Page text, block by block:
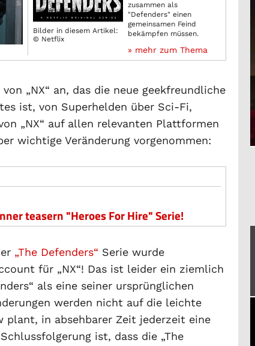
Bilder in diesem Artikel:
© Netflix
zusammen als
"Defenders" einen
gemeinsamen Feind
bekämpfen müssen.
» mehr zum Thema
„NX“ an, das die neue geekfreundliche
ist, von Superhelden über Sci-Fi,
„NX“ auf allen relevanten Plattformen
wichtige Veränderung vorgenommen:
teasern "Heroes For Hire" Serie!
„The Defenders“ Serie wurde
für „NX“! Das ist leider ein ziemlich
als eine seiner ursprünglichen
werden nicht auf die leichte
plant, in absehbarer Zeit jederzeit eine
ist, dass die „The